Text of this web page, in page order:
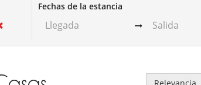
Fechas de la estancia